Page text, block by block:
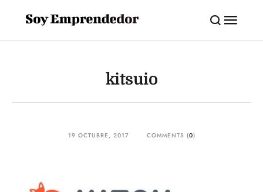
kitsuio
19 OCTUBRE, 2017 COMMENTS (0)